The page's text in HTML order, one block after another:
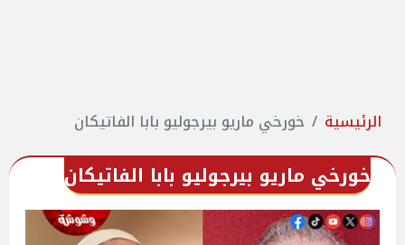
الرئيسية خورخي ماريو بيرجوليو بابا الفاتيكان
خورخي ماريو بيرجوليو بابا الفاتيكان